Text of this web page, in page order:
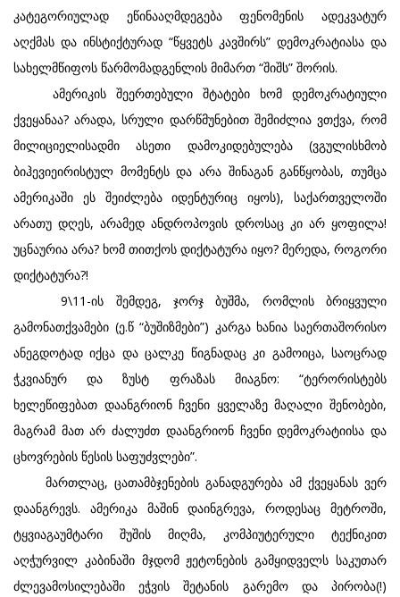
კატეგორიულად ეწინააღმდეგება ფენომენის ადეკვატურ
აღქმას და ინსტიქტურად “წყვეტს კავშირს” დემოკრატიასა და
სახელმწიფოს წარმომადგენლის მიმართ “შიშს” შორის.
ამერიკის შეერთებული შტატები ხომ დემოკრატიული
ქვეყანაა? არადა, სრული დარწმუნებით შემიძლია ვთქვა, რომ
მილიციელისადმი ასეთი დამოკიდებულება (ვგულისხმობ
ბიჰევიეირისტულ მომენტს და არა შინაგან განწყობას, თუმცა
ამერიკაში ეს შეიძლება იდენტურიც იყოს), საქართველოში
არათუ დღეს, არამედ ანდროპოვის დროსაც კი არ ყოფილა!
უცნაურია არა? ხომ თითქოს დიქტატურა იყო? მერედა, როგორი
დიქტატურა?!
9\11-ის შემდეგ, ჯორჯ ბუშმა, რომლის ბრიყვული
გამონათქვამები (ე.წ “ბუშიზმები”) კარგა ხანია საერთაშორისო
ანეგდოტად იქცა და ცალკე წიგნადაც კი გამოიცა, საოცრად
ჭკვიანურ და ზუსტ ფრაზას მიაგნო: “ტერორისტებს
ხელეწიფებათ დაანგრიონ ჩვენი ყველაზე მაღალი შენობები,
მაგრამ მათ არ ძალუძთ დაანგრიონ ჩვენი დემოკრატიისა და
ცხოვრების წესის საფუძვლები”.
მართლაც, ცათამბჯენების განადგურება ამ ქვეყანას ვერ
დაანგრევს. ამერიკა მაშინ დაინგრევა, როდესაც მეტროში,
ტყვიაგაუმტარი შუშის მიღმა, კომპიუტერული ტექნიკით
აღჭურვილ კაბინაში მჯდომ ჟეტონების გამყიდველს საკუთარ
ძლევამოსილებაში ეჭვის შეტანის გარემო და პირობა(!)